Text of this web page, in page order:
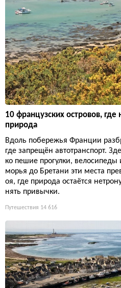
10 французских островов,
природа
Вдоль побережья Франции
где запрещён автотранспорт.
ко пешие прогулки,
морья до Бретани эти места
оя, где природа остаётся
нять привычки.
Путешествия 14 616